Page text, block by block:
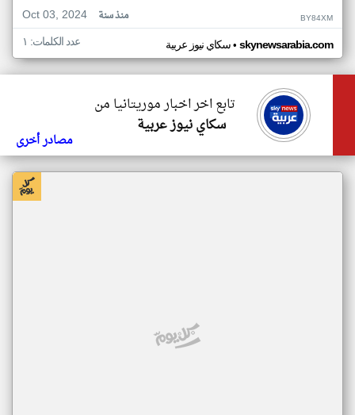
Oct 03, 2024
منذ سنة BY84XM
سكاي نيوز عربية• skynewsarabia.com عدد الكلمات: ١
تابع اخر اخبار موريتانيا من
سكاي نيوز عربية
مصادر أخرى